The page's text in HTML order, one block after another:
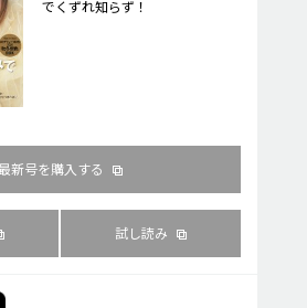
でくずれ知らず！
最新号を購入する
試し読み